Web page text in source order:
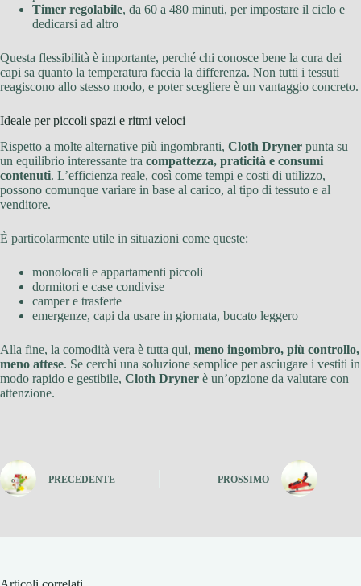
Timer regolabile, da 60 a 480 minuti, per impostare il ciclo e
dedicarsi ad altro
Questa flessibilità è importante, perché chi conosce bene la cura dei
capi sa quanto la temperatura faccia la differenza. Non tutti i tessuti
reagiscono allo stesso modo, e poter scegliere è un vantaggio concreto.
Ideale per piccoli spazi e ritmi veloci
Rispetto a molte alternative più ingombranti, Cloth Dryner punta su
un equilibrio interessante tra compattezza, praticità e consumi
contenuti. L’efficienza reale, così come tempi e costi di utilizzo,
possono comunque variare in base al carico, al tipo di tessuto e al
venditore.
È particolarmente utile in situazioni come queste:
monolocali e appartamenti piccoli
dormitori e case condivise
camper e trasferte
emergenze, capi da usare in giornata, bucato leggero
Alla fine, la comodità vera è tutta qui, meno ingombro, più controllo,
meno attese. Se cerchi una soluzione semplice per asciugare i vestiti in
modo rapido e gestibile, Cloth Dryner è un’opzione da valutare con
attenzione.
PRECEDENTE PROSSIMO